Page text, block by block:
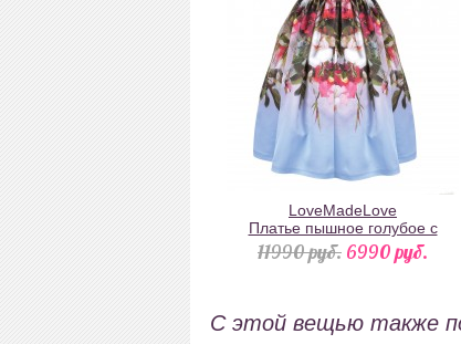
LoveMadeLove
Платье пышное голубое с
розами и со стразами Сваровски
11990 pуб. 6990 pуб.
С этой вещью также